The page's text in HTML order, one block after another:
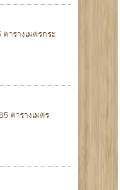
ารางเมตรกระ
ตารางเมตร